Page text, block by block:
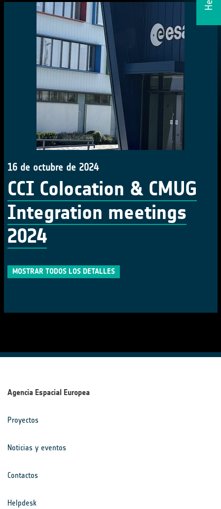
16 de octubre de 2024
CCI Colocation & CMUG
Integration meetings
2024
MOSTRAR TODOS LOS DETALLES
Agencia Espacial Europea
Proyectos
Noticias y eventos
Contactos
Helpdesk